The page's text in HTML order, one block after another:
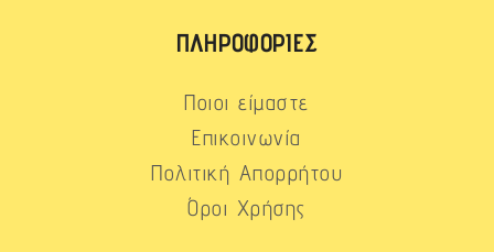
ΠΛΗΡΟΦΟΡΊΕΣ
Ποιοι είμαστε
Επικοινωνία
Πολιτική Απορρήτου
Όροι Χρήσης